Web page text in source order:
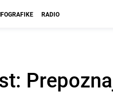
RADIO